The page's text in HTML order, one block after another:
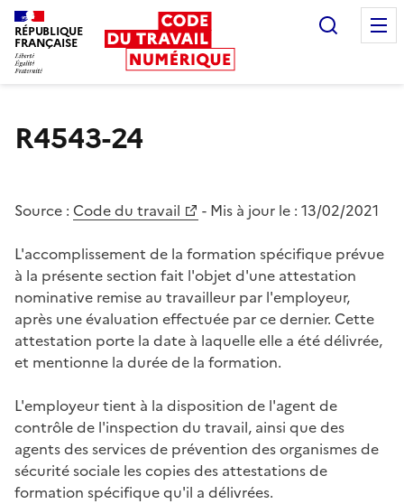
RÉPUBLIQUE
FRANÇAISE
R4543-24
Source : Code du travail - Mis à jour le : 13/02/2021
L'accomplissement de la formation spécifique prévue
à la présente section fait l'objet d'une attestation
nominative remise au travailleur par l'employeur,
après une évaluation effectuée par ce dernier. Cette
attestation porte la date à laquelle elle a été délivrée,
et mentionne la durée de la formation.
L'employeur tient à la disposition de l'agent de
contrôle de l'inspection du travail, ainsi que des
agents des services de prévention des organismes de
sécurité sociale les copies des attestations de
formation spécifique qu'il a délivrées.